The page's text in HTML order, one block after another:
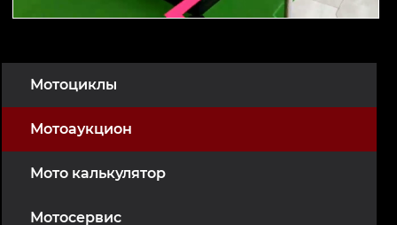
Мотоциклы
Мотоаукцион
Мото калькулятор
Мотосервис